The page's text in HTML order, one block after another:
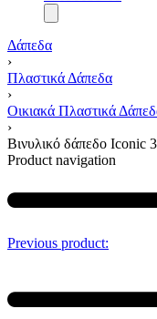
Δάπεδα
›
Πλαστικά Δάπεδα
›
Οικιακά Πλαστικά
›
Βινυλικό δάπεδο Iconic
Product navigation
Previous product: